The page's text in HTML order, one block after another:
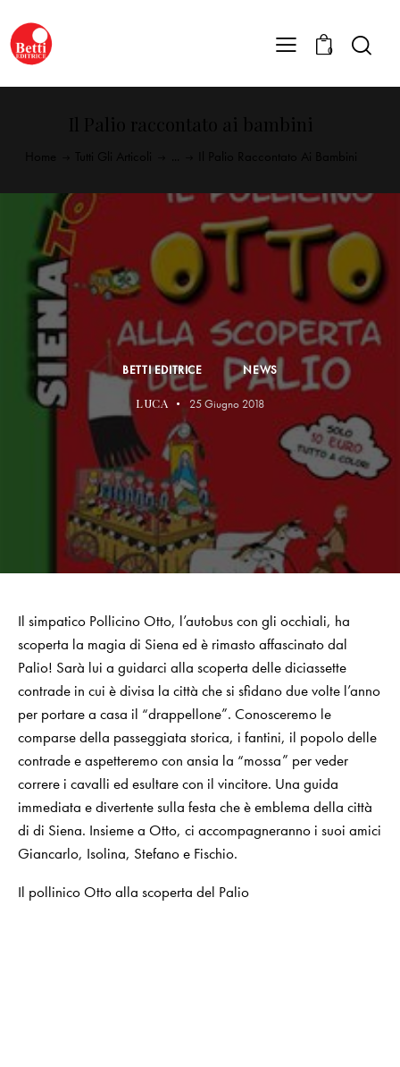
0
BETTI EDITRICE NEWS
LUCA 25 Giugno 2018
Il simpatico Pollicino Otto, l’autobus con gli occhiali, ha
scoperta la magia di Siena ed è rimasto affascinato dal
Palio! Sarà lui a guidarci alla scoperta delle diciassette
contrade in cui è divisa la città che si sfidano due volte l’anno
per portare a casa il “drappellone”. Conosceremo le
comparse della passeggiata storica, i fantini, il popolo delle
contrade e aspetteremo con ansia la “mossa” per veder
correre i cavalli ed esultare con il vincitore. Una guida
immediata e divertente sulla festa che è emblema della città
di di Siena. Insieme a Otto, ci accompagneranno i suoi amici
Giancarlo, Isolina, Stefano e Fischio.
Il pollinico Otto alla scoperta del Palio